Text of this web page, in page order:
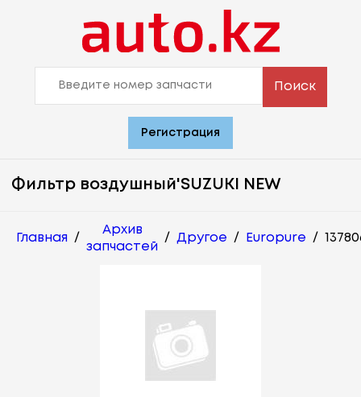
Поиск
Регистрация
Фильтр воздушный'SUZUKI NEW
Главная /
Архив
запчастей
/ Другое / Europure /